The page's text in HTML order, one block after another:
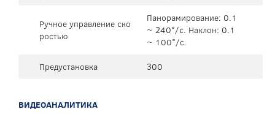
Ручное управление ско
ростью
Панорамирование: 0.1
~ 240°/с. Наклон: 0.1
~ 100°/с.
Предустановка
300
ВИДЕОАНАЛИТИКА